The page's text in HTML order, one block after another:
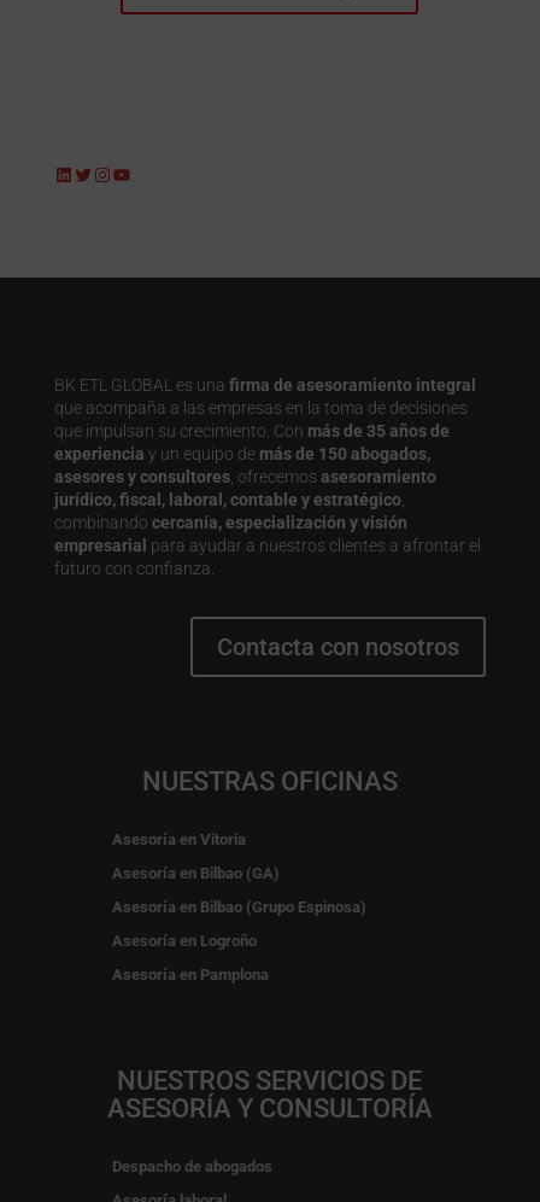
LinkedIn
Twitter
Instagram
YouTube
BK ETL GLOBAL es una firma de asesoramiento integral
que acompaña a las empresas en la toma de decisiones
que impulsan su crecimiento. Con más de 35 años de
experiencia y un equipo de más de 150 abogados,
asesores y consultores, ofrecemos asesoramiento
jurídico, fiscal, laboral, contable y estratégico
combinando cercanía, especialización y visión
empresarial para ayudar a nuestros clientes a afrontar el
futuro con confianza.
Contacta con nosotros
NUESTRAS OFICINAS
Asesoría en Vitoria
Asesoría en Bilbao (GA)
Asesoría en Bilbao (Grupo Espinosa)
Asesoría en Logroño
Asesoría en Pamplona
NUESTROS SERVICIOS DE
ASESORÍA Y CONSULTORÍA
Despacho de abogados